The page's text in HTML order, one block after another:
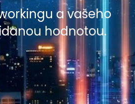
a vašeho
hodnotou.